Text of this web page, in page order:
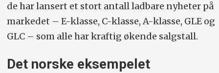
de har lansert et stort antall ladbare nyheter på
markedet – E-klasse, C-klasse, A-klasse, GLE og
GLC – som alle har kraftig økende salgstall.
Det norske eksempelet